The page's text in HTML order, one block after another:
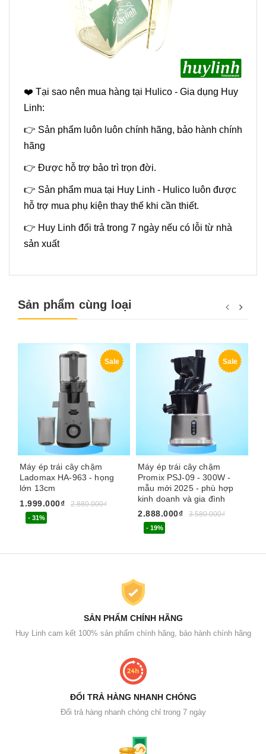
❤️ Tại sao nên mua hàng tại Hulico - Gia dụng Huy
Linh:
👉 Sản phẩm luôn luôn chính hãng, bảo hành chính
hãng
👉 Được hỗ trợ bảo trì trọn đời.
👉 Sản phẩm mua tại Huy Linh - Hulico luôn được
hỗ trợ mua phụ kiện thay thế khi cần thiết.
👉 Huy Linh đổi trả trong 7 ngày nếu có lỗi từ nhà
sản xuất
Sản phẩm cùng loại
Sale
Máy ép trái cây chậm
Ladomax HA-963 - họng
lớn 13cm
1.999.000₫
2.880.000₫
- 31%
Sale
Máy ép trái cây chậm
Promix PSJ-09 - 300W -
mẫu mới 2025 - phù hợp
kinh doanh và gia đình
2.888.000₫
3.580.000₫
- 19%
SẢN PHẨM CHÍNH HÃNG
Huy Linh cam kết 100% sản phẩm chính hãng, bảo hành chính hãng
ĐỔI TRẢ HÀNG NHANH CHÓNG
Đổi trả hàng nhanh chóng chỉ trong 7 ngày